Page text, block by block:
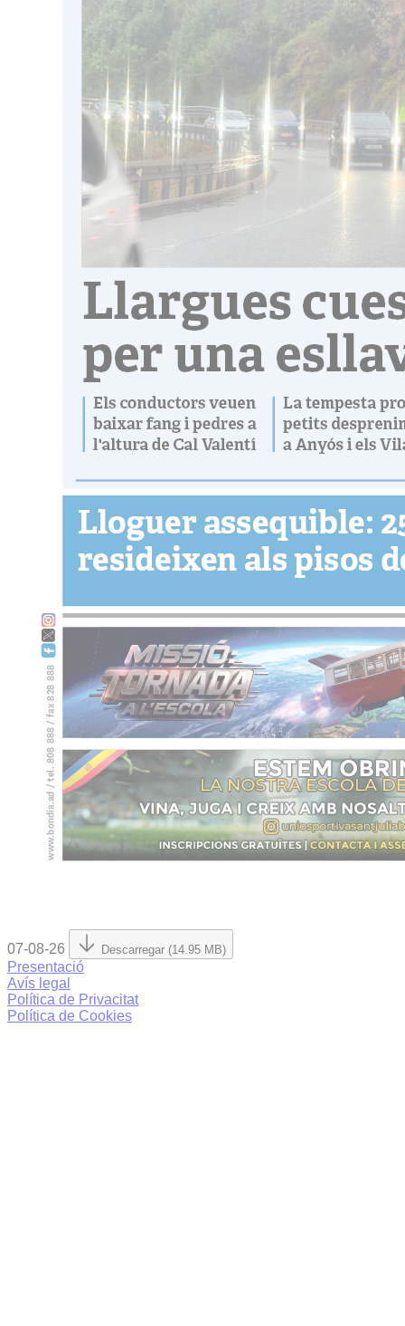
07-08-26 Descarregar (14.95 MB)
Presentació
Avís legal
Política de Privacitat
Política de Cookies